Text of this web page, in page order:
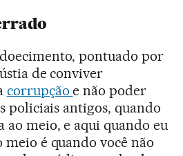
pontuado por
de conviver
corrupçãoe não poder
policiais antigos, quando
ao meio, e aqui quando eu
meio é quando você não